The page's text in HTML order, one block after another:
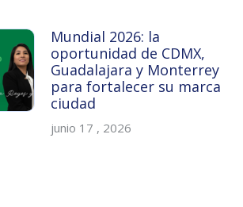
Mundial 2026: la
oportunidad de CDMX,
Guadalajara y Monterrey
para fortalecer su marca
ciudad
junio 17 , 2026